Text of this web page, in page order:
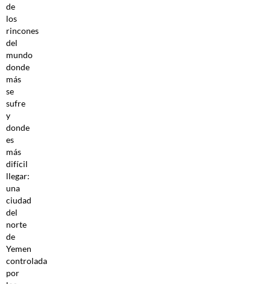
de
los
rincones
del
mundo
donde
más
se
sufre
y
donde
es
más
difícil
llegar:
una
ciudad
del
norte
de
Yemen
controlada
por